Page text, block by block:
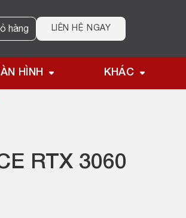
hàng LIÊN HỆ NGAY
HÌNH KHÁC
RTX 3060